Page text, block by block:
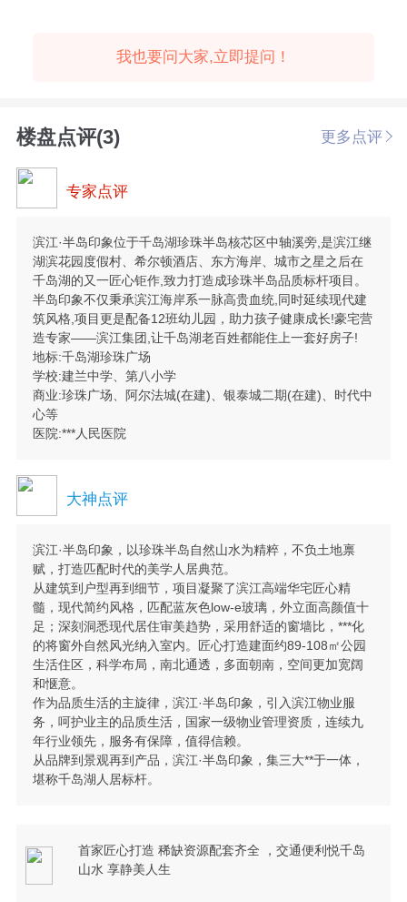
我也要问大家,立即提问！
楼盘点评(3) 更多点评
专家点评
滨江·半岛印象位于千岛湖珍珠半岛核芯区中轴溪旁,是滨江继
湖滨花园度假村、希尔顿酒店、东方海岸、城市之星之后在
千岛湖的又一匠心钜作,致力打造成珍珠半岛品质标杆项目。
半岛印象不仅秉承滨江海岸系一脉高贵血统,同时延续现代建
筑风格,项目更是配备12班幼儿园，助力孩子健康成长!豪宅营
造专家——滨江集团,让千岛湖老百姓都能住上一套好房子!
地标:千岛湖珍珠广场
学校:建兰中学、第八小学
商业:珍珠广场、阿尔法城(在建)、银泰城二期(在建)、时代中
心等
医院:***人民医院
大神点评
滨江·半岛印象，以珍珠半岛自然山水为精粹，不负土地禀
赋，打造匹配时代的美学人居典范。
从建筑到户型再到细节，项目凝聚了滨江高端华宅匠心精
髓，现代简约风格，匹配蓝灰色low-e玻璃，外立面高颜值十
足；深刻洞悉现代居住审美趋势，采用舒适的窗墙比，***化
的将窗外自然风光纳入室内。匠心打造建面约89-108㎡公园
生活住区，科学布局，南北通透，多面朝南，空间更加宽阔
和惬意。
作为品质生活的主旋律，滨江·半岛印象，引入滨江物业服
务，呵护业主的品质生活，国家一级物业管理资质，连续九
年行业领先，服务有保障，值得信赖。
从品牌到景观再到产品，滨江·半岛印象，集三大**于一体，
堪称千岛湖人居标杆。
首家匠心打造 稀缺资源配套齐全 ，交通便利悦千岛
山水 享静美人生